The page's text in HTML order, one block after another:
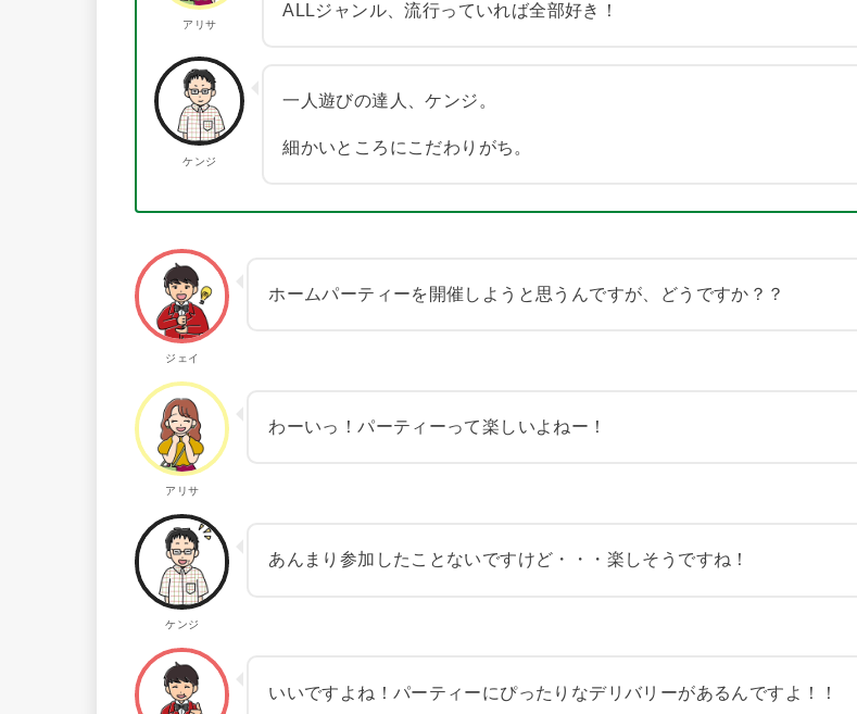
アリサ
ALLジャンル、流行っていれば全部好き！
ケンジ
一人遊びの達人、ケンジ。
細かいところにこだわりがち。
ジェイ
ホームパーティーを開催しようと思うんですが、どうですか？？
アリサ
わーいっ！パーティーって楽しいよねー！
ケンジ
あんまり参加したことないですけど・・・楽しそうですね！
いいですよね！パーティーにぴったりなデリバリーがあるんですよ！！